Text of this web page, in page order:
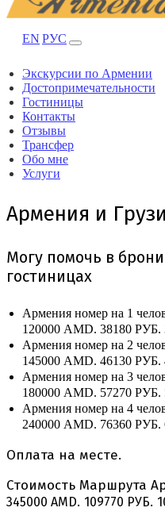
EN РУС
Экскурсии по Армении
Достопримечательности
Гостиницы
Контакты
Отзывы
Трансфер
Обо мне
Услуги
Армения и
Могу помочь в
гостиницах
Армения номер на 1
120000 AMD. 38180 РУБ.
Армения номер на 2
145000 AMD. 46130 РУБ.
Армения номер на 3
180000 AMD. 57270 РУБ.
Армения номер на 4
240000 AMD. 76360 РУБ.
Оплата на месте.
Стоимость Маршрута
345000 AMD. 109770 РУБ.